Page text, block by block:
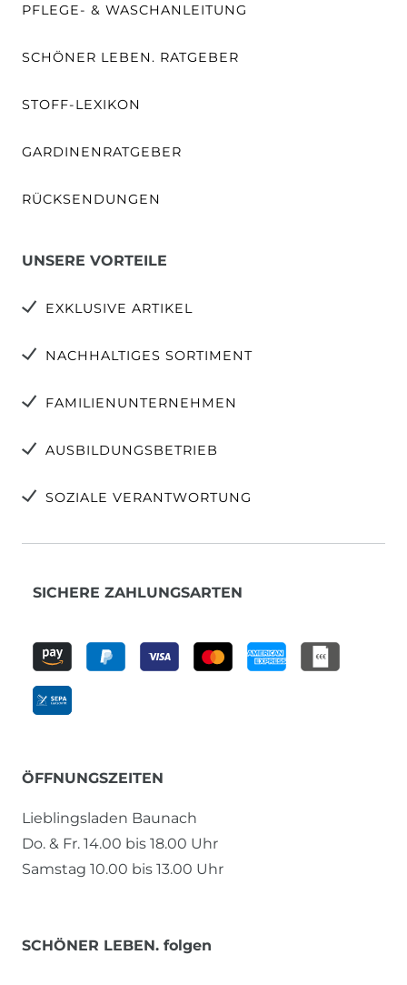
PFLEGE- & WASCHANLEITUNG
SCHÖNER LEBEN. RATGEBER
STOFF-LEXIKON
GARDINENRATGEBER
RÜCKSENDUNGEN
UNSERE VORTEILE
EXKLUSIVE ARTIKEL
NACHHALTIGES SORTIMENT
FAMILIENUNTERNEHMEN
AUSBILDUNGSBETRIEB
SOZIALE VERANTWORTUNG
SICHERE ZAHLUNGSARTEN
ÖFFNUNGSZEITEN
Lieblingsladen Baunach
Do. & Fr. 14.00 bis 18.00 Uhr
Samstag 10.00 bis 13.00 Uhr
SCHÖNER LEBEN. folgen